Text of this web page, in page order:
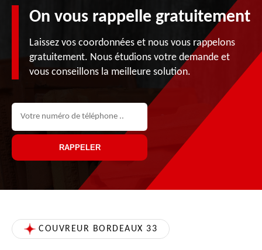
On vous rappelle gratuitement
Laissez vos coordonnées et nous vous rappelons
gratuitement. Nous étudions votre demande et
vous conseillons la meilleure solution.
COUVREUR BORDEAUX 33